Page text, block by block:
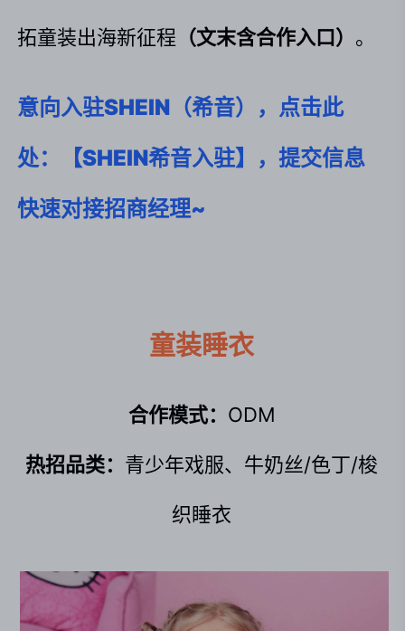
拓童装出海新征程 （文末含合作入口） 。
意向入驻SHEIN（希音），点击此
处：【SHEIN希音入驻】，提交信息
快速对接招商经理~
童装睡衣
合作模式： ODM
热招品类： 青少年戏服、牛奶丝/色丁/梭
织睡衣